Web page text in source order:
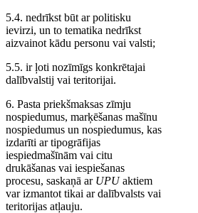
5.4. nedrīkst būt ar politisku
ievirzi, un to tematika nedrīkst
aizvainot kādu personu vai valsti;
5.5. ir ļoti nozīmīgs konkrētajai
dalībvalstij vai teritorijai.
6. Pasta priekšmaksas zīmju
nospiedumus, marķēšanas mašīnu
nospiedumus un nospiedumus, kas
izdarīti ar tipogrāfijas
iespiedmašīnām vai citu
drukāšanas vai iespiešanas
procesu, saskaņā ar UPUaktiem
var izmantot tikai ar dalībvalsts vai
teritorijas atļauju.